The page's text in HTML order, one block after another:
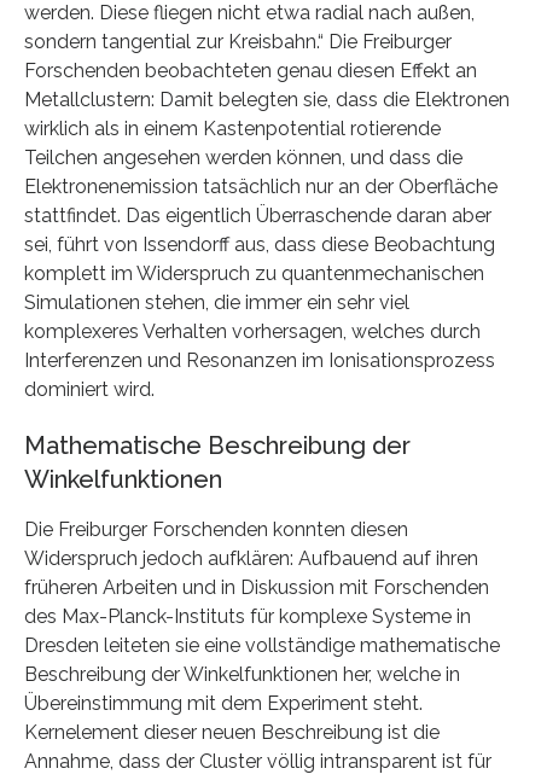
werden. Diese fliegen nicht etwa radial nach außen,
sondern tangential zur Kreisbahn.“ Die Freiburger
Forschenden beobachteten genau diesen Effekt an
Metallclustern: Damit belegten sie, dass die Elektronen
wirklich als in einem Kastenpotential rotierende
Teilchen angesehen werden können, und dass die
Elektronenemission tatsächlich nur an der Oberfläche
stattfindet. Das eigentlich Überraschende daran aber
sei, führt von Issendorff aus, dass diese Beobachtung
komplett im Widerspruch zu quantenmechanischen
Simulationen stehen, die immer ein sehr viel
komplexeres Verhalten vorhersagen, welches durch
Interferenzen und Resonanzen im Ionisationsprozess
dominiert wird.
Mathematische Beschreibung der
Winkelfunktionen
Die Freiburger Forschenden konnten diesen
Widerspruch jedoch aufklären: Aufbauend auf ihren
früheren Arbeiten und in Diskussion mit Forschenden
des Max-Planck-Instituts für komplexe Systeme in
Dresden leiteten sie eine vollständige mathematische
Beschreibung der Winkelfunktionen her, welche in
Übereinstimmung mit dem Experiment steht.
Kernelement dieser neuen Beschreibung ist die
Annahme, dass der Cluster völlig intransparent ist für